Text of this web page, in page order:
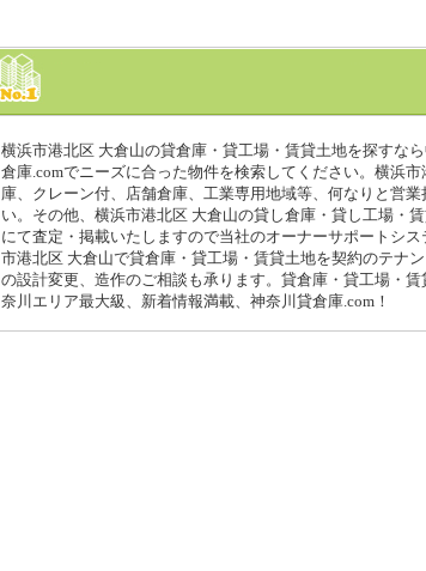
横浜市港北区 大倉山の貸倉庫・貸工場・賃貸土地を探すな
倉庫.comでニーズに合った物件を検索してください。横浜
庫、クレーン付、店舗倉庫、工業専用地域等、何なりと営業
い。その他、横浜市港北区 大倉山の貸し倉庫・貸し工場・
にて査定・掲載いたしますので当社のオーナーサポートシ
市港北区 大倉山で貸倉庫・貸工場・賃貸土地を契約のテナ
の設計変更、造作のご相談も承ります。貸倉庫・貸工場・
奈川エリア最大級、新着情報満載、神奈川貸倉庫.com！